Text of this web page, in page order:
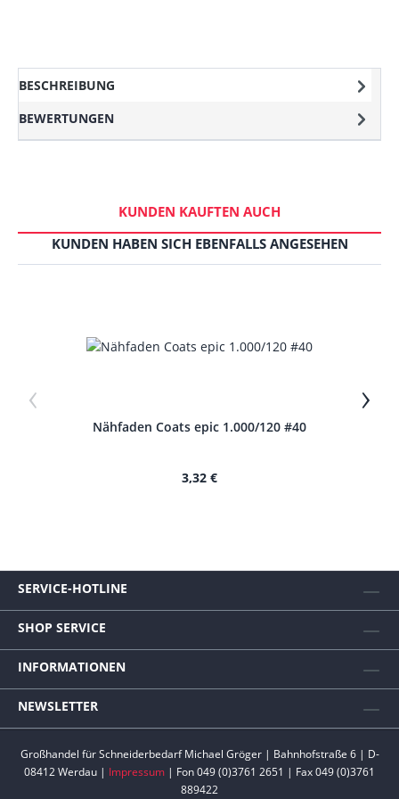
BESCHREIBUNG
BEWERTUNGEN
KUNDEN KAUFTEN AUCH
KUNDEN HABEN SICH EBENFALLS ANGESEHEN
‹
Nähfaden Coats epic 1.000/120 #40
3,32 €
›
SERVICE-HOTLINE
SHOP SERVICE
INFORMATIONEN
NEWSLETTER
Großhandel für Schneiderbedarf Michael Gröger | Bahnhofstraße 6 | D-
08412 Werdau | Impressum | Fon 049 (0)3761 2651 | Fax 049 (0)3761
889422